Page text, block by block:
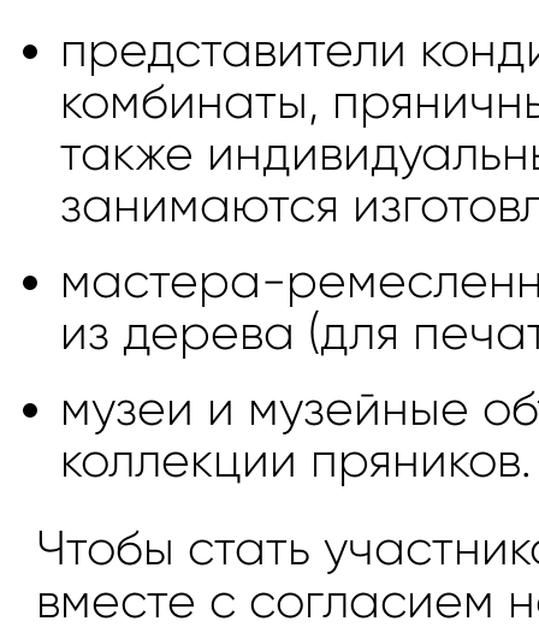
представители
комбинаты,
также
занимаются
мастера-
из дерева (для
музеи и музейные
коллекции пряников.
Чтобы стать
вместе с согласием